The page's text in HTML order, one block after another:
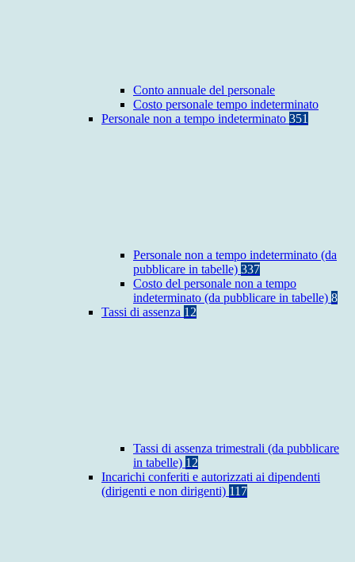
Conto annuale del personale
Costo personale tempo indeterminato
Personale non a tempo indeterminato 351
Personale non a tempo indeterminato (da
pubblicare in tabelle) 337
Costo del personale non a tempo
indeterminato (da pubblicare in tabelle) 8
Tassi di assenza 12
Tassi di assenza trimestrali (da pubblicare
in tabelle) 12
Incarichi conferiti e autorizzati ai dipendenti
(dirigenti e non dirigenti) 117